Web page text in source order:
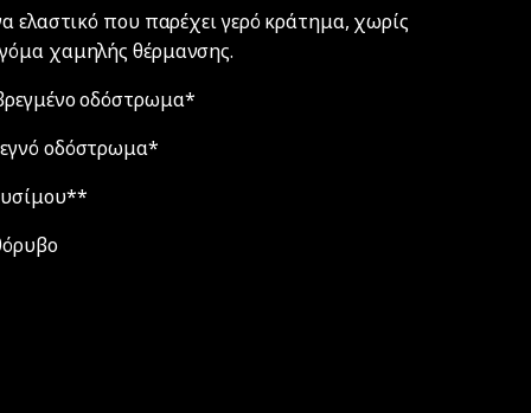
που παρέχει γερό κράτημα, χωρίς
χαμηλής θέρμανσης.
οδόστρωμα*
οδόστρωμα*